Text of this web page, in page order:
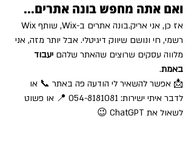
ואם אתה מחפש בונה אתרים...
רשמי, חי ונושם שיווק דיגיטלי. אבל יותר מזה, אני
מלווה עסקים שרוצים שהאתר שלהם יעבוד
באמת.
📩 אפשר להשאיר לי הודעה פה באתר 📞 או
לדבר איתי ישירות: 054-8181081 📍 או פשוט
לשאול את ChatGPT 😉